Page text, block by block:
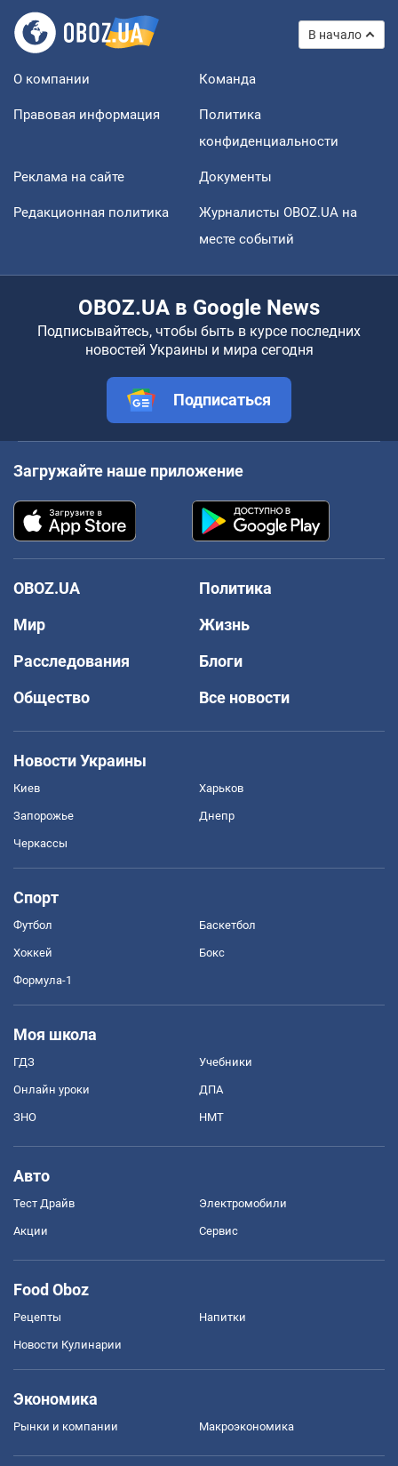
В начало
О компании Команда
Правовая информация
Политика
конфиденциальности
Реклама на сайте Документы
Редакционная политика
Журналисты OBOZ.UA на
месте событий
OBOZ.UA в Google News
Подписывайтесь, чтобы быть в курсе последних
новостей Украины и мира сегодня
Подписаться
Загружайте наше приложение
OBOZ.UA
Политика
Мир
Жизнь
Расследования
Блоги
Общество
Все новости
Новости Украины
Киев Харьков
Запорожье Днепр
Черкассы
Спорт
Футбол Баскетбол
Хоккей Бокс
Формула-1
Моя школа
ГДЗ Учебники
Онлайн уроки ДПА
ЗНО НМТ
Авто
Тест Драйв Электромобили
Акции Сервис
Food Oboz
Рецепты Напитки
Новости Кулинарии
Экономика
Рынки и компании Mакроэкономика